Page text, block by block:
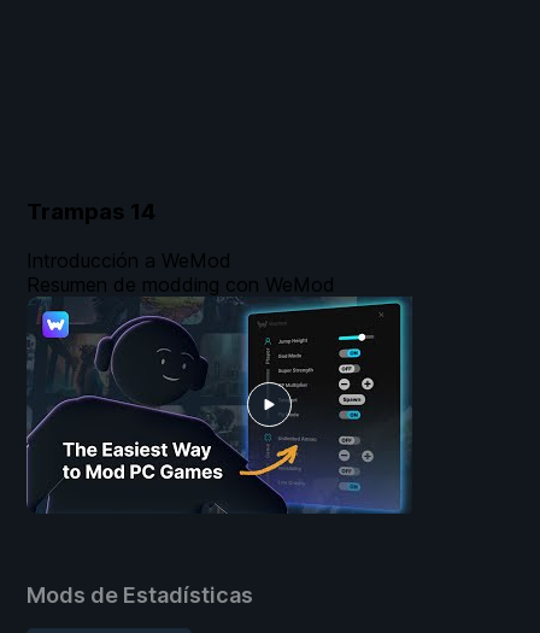
Trampas 14
Mods de Estadísticas
Introducción a WeMod
Resumen de modding con WeMod